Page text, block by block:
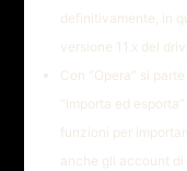
definitivamente, in
versione 11.x del
Con “Opera” si
“Importa ed
funzioni per
anche gli account di